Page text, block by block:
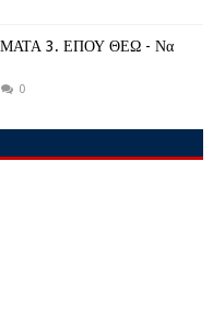
3. ΕΠΟΥ ΘΕΩ - Να
0